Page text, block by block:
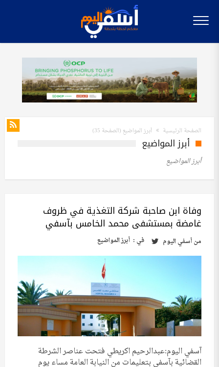
الصفحة الرئيسية أبرز المواضيع (الصفحة 35)
أبرز المواضيع
أبرز المواضيع
وفاة ابن صاحبة شركة التغذية في ظروف
غامضة بمستشفى محمد الخامس بآسفي
منأسفي اليوم في : أبرز المواضيع
آسفي اليوم:عبدالرحيم اكريطي فتحت عناصر الشرطة
القضائية بآسفي بتعليمات من النيابة العامة مساء يوم